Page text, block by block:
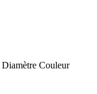
Diamètre Couleur